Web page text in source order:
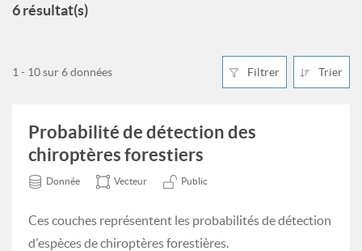
6 résultat(s)
Filtrer Trier
1 - 10 sur 6 données
Probabilité de détection des
chiroptères forestiers
Donnée Vecteur Public
Ces couches représentent les probabilités de détection
d'espèces de chiroptères forestières.